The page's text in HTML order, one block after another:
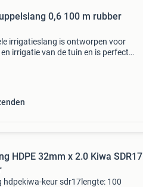
0,6 100 m rubber
irrigatieslang is ontworpen voor
irrigatie van de tuin en is perfect
HDPE 32mm x 2.0 Kiwa SDR17
hdpekiwa-keur sdr17lengte: 100